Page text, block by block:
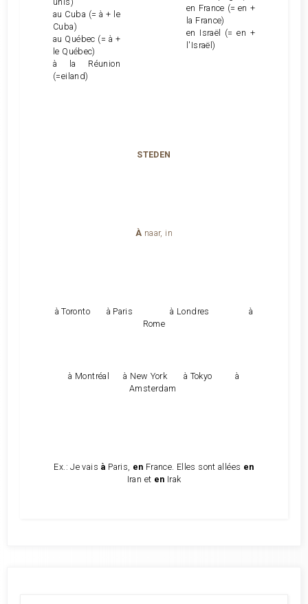
au Cuba (= à + le
Cuba)
au Québec (= à +
le Québec)
à la Réunion
(=eiland)
en France (= en +
la France)
en Israël (= en +
l'Israël)
STEDEN
À naar, in
à Toronto à Paris à Londres à
Rome
à Montréal à New York à Tokyo à
Amsterdam
Ex.: Je vais à Paris, en France. Elles sont allées en
Iran et en Irak